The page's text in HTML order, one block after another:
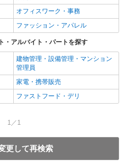
オフィスワーク・事務
ファッション・アパレル
・アルバイト・パートを探す
建物管理・設備管理・マンション
管理員
家電・携帯販売
ファストフード・デリ
1／1
更して再検索